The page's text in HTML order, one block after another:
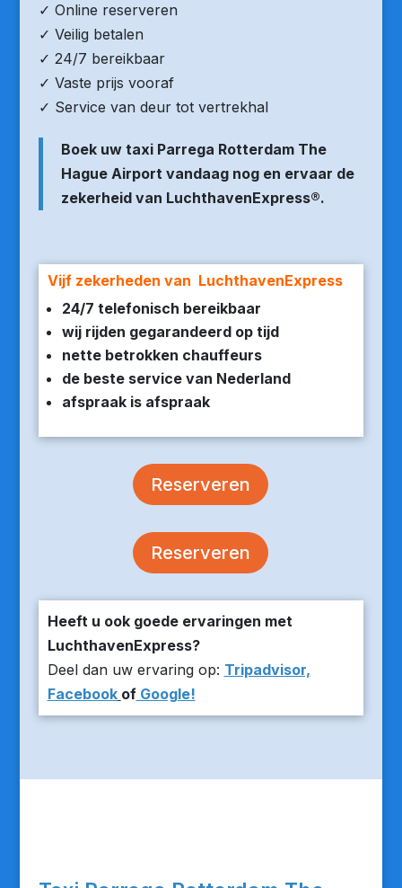
✓ Online reserveren
✓ Veilig betalen
✓ 24/7 bereikbaar
✓ Vaste prijs vooraf
✓ Service van deur tot vertrekhal
Boek uw taxi Parrega Rotterdam The
Hague Airport vandaag nog en ervaar de
zekerheid van LuchthavenExpress®.
Vijf zekerheden van LuchthavenExpress
24/7 telefonisch bereikbaar
wij rijden gegarandeerd op tijd
nette betrokken chauffeurs
de beste service van Nederland
afspraak is afspraak
Reserveren
Reserveren
Heeft u ook goede ervaringen met
LuchthavenExpress?
Deel dan uw ervaring op: Tripadvisor,
Facebook ofGoogle!